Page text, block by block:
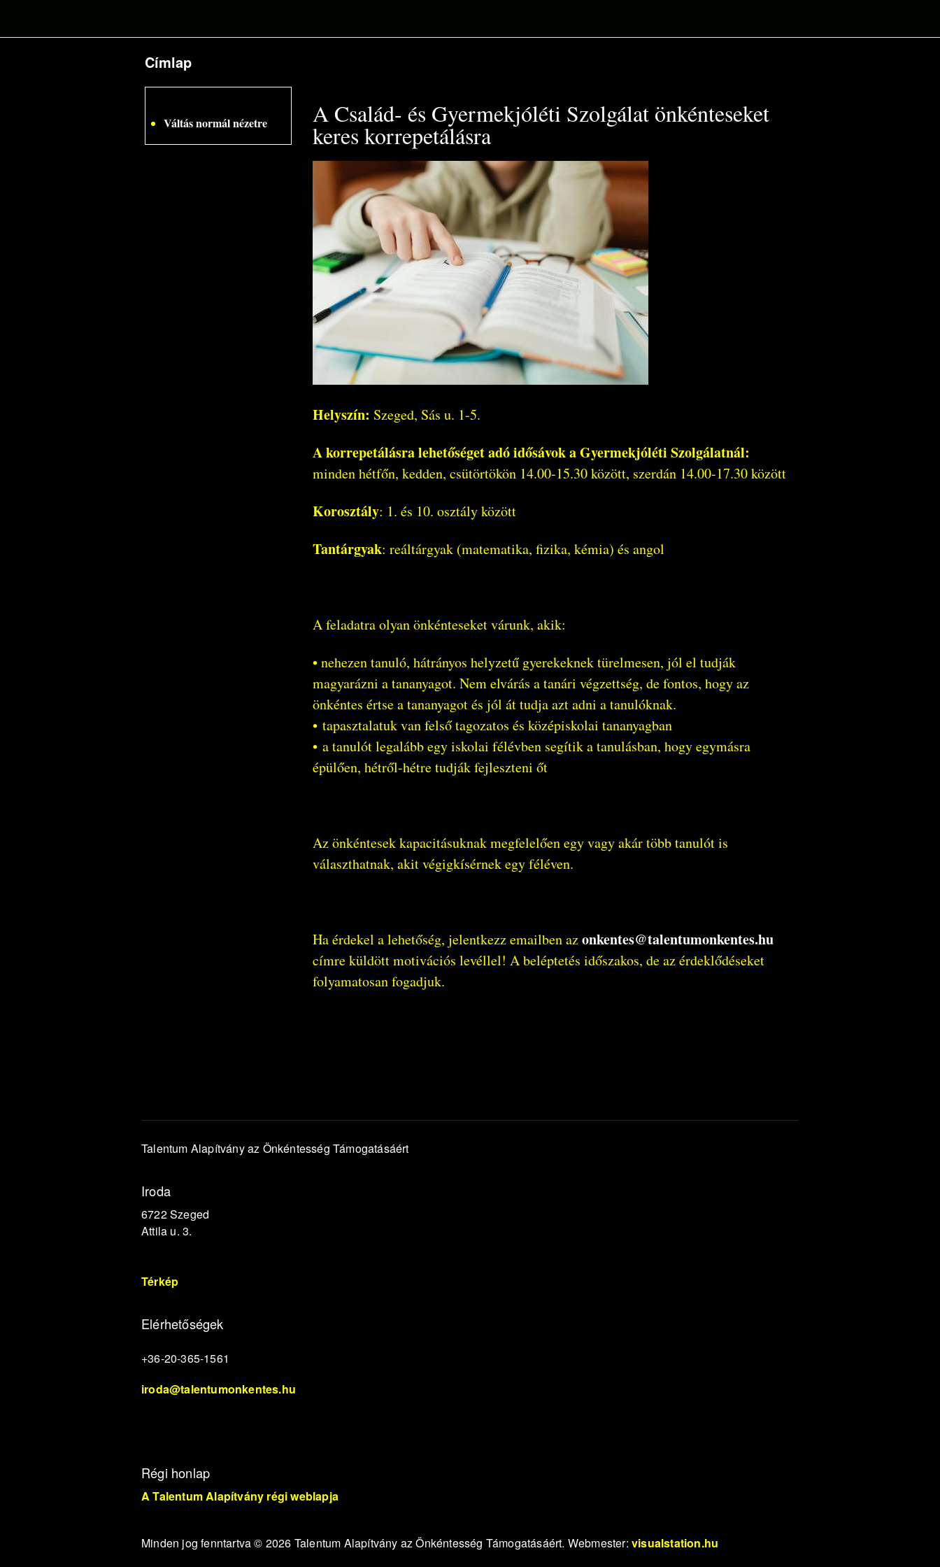
Jelenlegi hely
Címlap
Váltás normál nézetre A Család- és Gyermekjóléti Szolgálat önkénteseket
keres korrepetálásra
Helyszín: Szeged, Sás u. 1-5.
A korrepetálásra lehetőséget adó idősávok a Gyermekjóléti Szolgálatnál:
minden hétfőn, kedden, csütörtökön 14.00-15.30 között, szerdán 14.00-17.30 között
Korosztály: 1. és 10. osztály között
Tantárgyak: reáltárgyak (matematika, fizika, kémia) és angol
A feladatra olyan önkénteseket várunk, akik:
• nehezen tanuló, hátrányos helyzetű gyerekeknek türelmesen, jól el tudják
magyarázni a tananyagot. Nem elvárás a tanári végzettség, de fontos, hogy az
önkéntes értse a tananyagot és jól át tudja azt adni a tanulóknak.
• tapasztalatuk van felső tagozatos és középiskolai tananyagban
• a tanulót legalább egy iskolai félévben segítik a tanulásban, hogy egymásra
épülően, hétről-hétre tudják fejleszteni őt
Az önkéntesek kapacitásuknak megfelelően egy vagy akár több tanulót is
választhatnak, akit végigkísérnek egy féléven.
Ha érdekel a lehetőség, jelentkezz emailben azonkentes@talentumonkentes.hu
címre küldött motivációs levéllel! A beléptetés időszakos, de az érdeklődéseket
folyamatosan fogadjuk.
Talentum Alapítvány az Önkéntesség Támogatásáért
Iroda
6722 Szeged
Attila u. 3.
Térkép
Elérhetőségek
+36-20-365-1561
iroda@talentumonkentes.hu
Régi honlap
A Talentum Alapítvány régi weblapja
Minden jog fenntartva © 2026 Talentum Alapítvány az Önkéntesség Támogatásáért. Webmester: visualstation.hu